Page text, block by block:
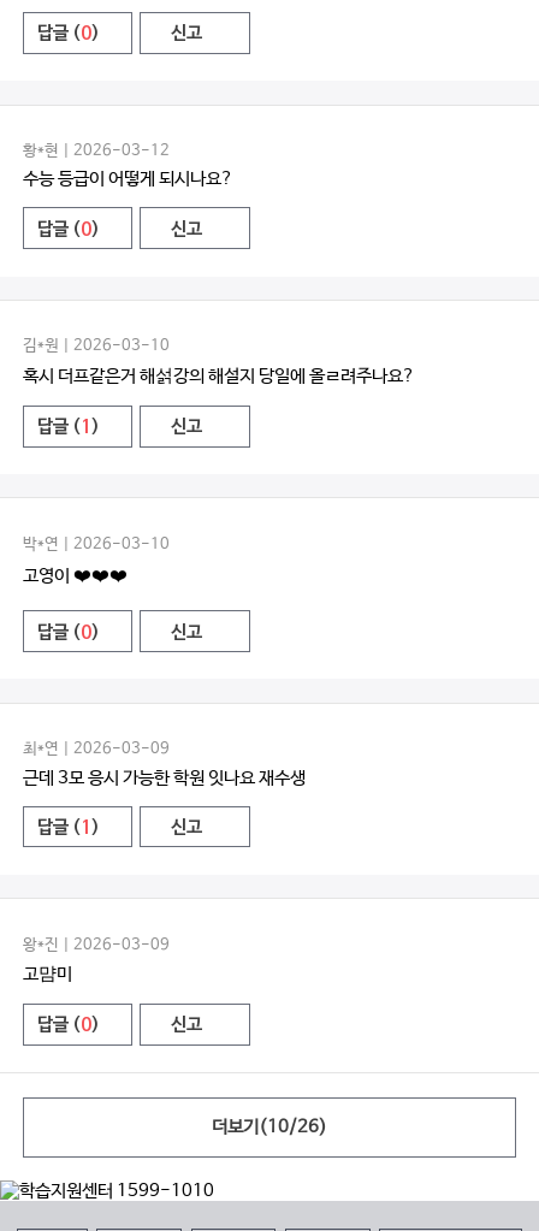
답글 (0) 신고
황*현 | 2026-03-12
수능 등급이 어떻게 되시나요?
답글 (0) 신고
김*원 | 2026-03-10
혹시 더프같은거 해섥강의 해설지 당일에 올ㄹ려주나요?
답글 ( 1 ) 신고
박*연 | 2026-03-10
고영이 ❤️❤️❤️
답글 (0) 신고
최*연 | 2026-03-09
근데 3모 응시 가능한 학원 잇나요 재수생
답글 ( 1 ) 신고
왕*진 | 2026-03-09
고먐미
답글 (0) 신고
더보기(10/26)